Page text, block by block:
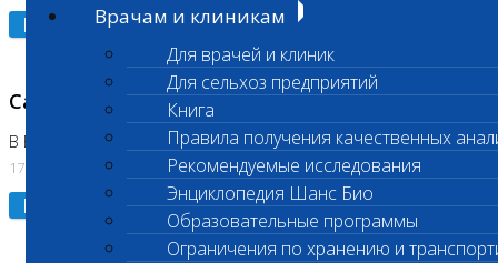
Врачам и клиникам
Для врачей и клиник
Для сельхоз предприятий
Книга
Правила получения качественных
Рекомендуемые исследования
Энциклопедия Шанс Био
Образовательные программы
Ограничения по хранению и
Подробнее
Санитарный день
В Бутово
17.07.2026
Подробнее